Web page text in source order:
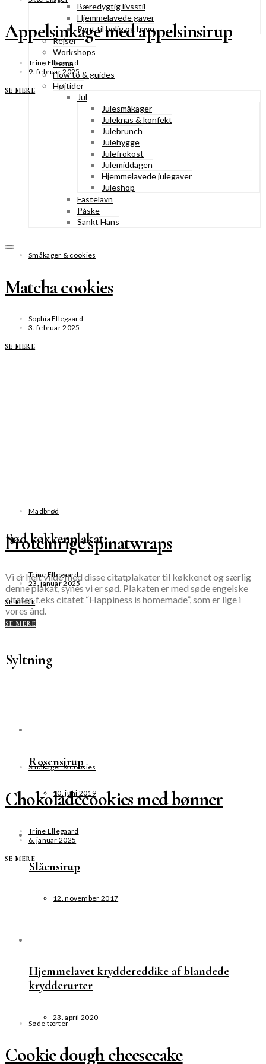
Bæredygtig livsstil
Hjemmelavede gaver
Pynt til bolig og have
Rejser
Workshops
Tema
How to & guides
Højtider
Jul
Julesmåkager
Juleknas & konfekt
Julebrunch
Julehygge
Julefrokost
Julemiddagen
Hjemmelavede julegaver
Juleshop
Fastelavn
Påske
Sankt Hans
Sød køkkenplakat
Vi er helt vilde med disse citatplakater til køkkenet og særlig
denne plakat, synes vi er sød. Plakaten er med søde engelske
citater, f.eks citatet “Happiness is homemade”, som er lige i
vores ånd.
SE MERE
Syltning
Rosensirup
10. juni 2019
Slåensirup
12. november 2017
Hjemmelavet kryddereddike af blandede
krydderurter
23. april 2020
Appelsinkage med appelsinsirup
Trine Ellegaard
9. februar 2025
SE MERE
Småkager & cookies
Matcha cookies
Sophia Ellegaard
3. februar 2025
SE MERE
Madbrød
Proteinrige spinatwraps
Trine Ellegaard
23. januar 2025
SE MERE
Småkager & cookies
Chokoladecookies med bønner
Trine Ellegaard
6. januar 2025
SE MERE
Søde tærter
Cookie dough cheesecake